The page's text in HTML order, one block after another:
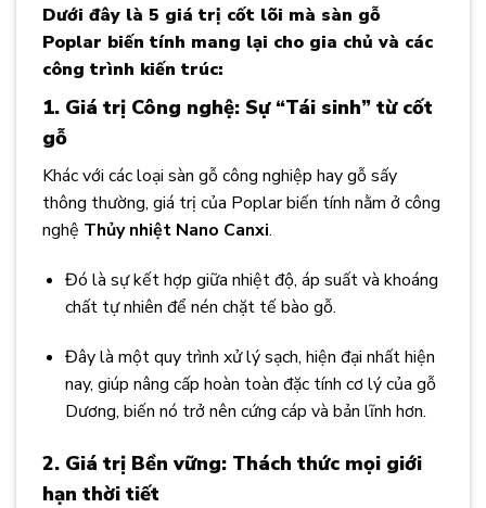
Dưới đây là 5 giá trị cốt lõi mà sàn gỗ
Poplar biến tính mang lại cho gia chủ và các
công trình kiến trúc:
1. Giá trị Công nghệ: Sự “Tái sinh” từ cốt
gỗ
Khác với các loại sàn gỗ công nghiệp hay gỗ sấy
thông thường, giá trị của Poplar biến tính nằm ở công
nghệ Thủy nhiệt Nano Canxi.
Đó là sự kết hợp giữa nhiệt độ, áp suất và khoáng
chất tự nhiên để nén chặt tế bào gỗ.
Đây là một quy trình xử lý sạch, hiện đại nhất hiện
nay, giúp nâng cấp hoàn toàn đặc tính cơ lý của gỗ
Dương, biến nó trở nên cứng cáp và bản lĩnh hơn.
2. Giá trị Bền vững: Thách thức mọi giới
hạn thời tiết